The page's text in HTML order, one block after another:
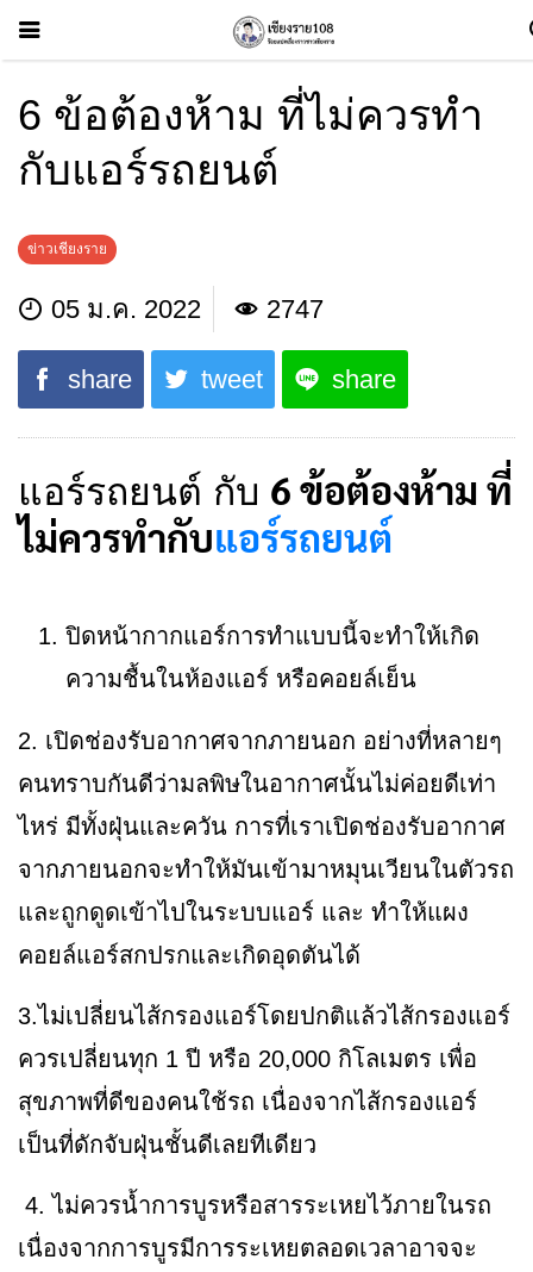
6 ข้อต้องห้าม ที่ไม่ควรทำ
กับแอร์รถยนต์
ข่าวเชียงราย
05 ม.ค. 2022 2747
share tweet share
แอร์รถยนต์ กับ 6 ข้อต้องห้าม ที่
ไม่ควรทำกับแอร์รถยนต์
ปิดหน้ากากแอร์การทำแบบนี้จะทำให้เกิด
ความชื้นในห้องแอร์ หรือคอยล์เย็น
2. เปิดช่องรับอากาศจากภายนอก อย่างที่หลายๆ
คนทราบกันดีว่ามลพิษในอากาศนั้นไม่ค่อยดีเท่า
ไหร่ มีทั้งฝุ่นและควัน การที่เราเปิดช่องรับอากาศ
จากภายนอกจะทำให้มันเข้ามาหมุนเวียนในตัวรถ
และถูกดูดเข้าไปในระบบแอร์ และ ทำให้แผง
คอยล์แอร์สกปรกและเกิดอุดตันได้
3.ไม่เปลี่ยนไส้กรองแอร์โดยปกติแล้วไส้กรองแอร์
ควรเปลี่ยนทุก 1 ปี หรือ 20,000 กิโลเมตร เพื่อ
สุขภาพที่ดีของคนใช้รถ เนื่องจากไส้กรองแอร์
เป็นที่ดักจับฝุ่นชั้นดีเลยทีเดียว
4. ไม่ควรน้ำการบูรหรือสารระเหยไว้ภายในรถ
เนื่องจากการบูรมีการระเหยตลอดเวลาอาจจะ